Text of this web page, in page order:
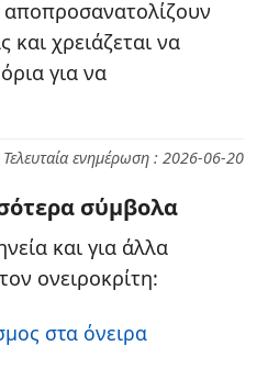
χρειάζεται να
για να
Τελευταία ενημέρωση : 2026-06-20
σύμβολα
και για άλλα
ονειροκρίτη:
στα όνειρα